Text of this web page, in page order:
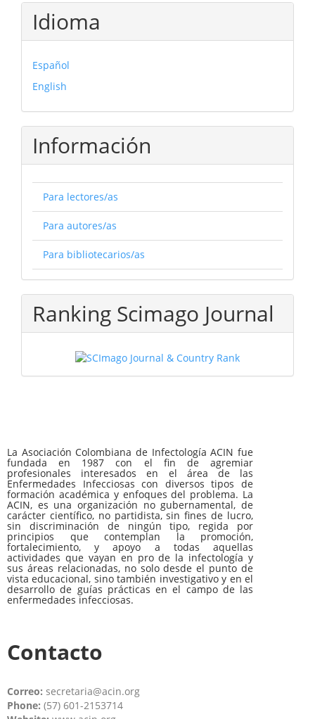
Idioma
Español
English
Información
Para lectores/as
Para autores/as
Para bibliotecarios/as
Ranking Scimago Journal
La Asociación Colombiana de Infectología ACIN fue
fundada en 1987 con el fin de agremiar
profesionales interesados en el área de las
Enfermedades Infecciosas con diversos tipos de
formación académica y enfoques del problema. La
ACIN, es una organización no gubernamental, de
carácter científico, no partidista, sin fines de lucro,
sin discriminación de ningún tipo, regida por
principios que contemplan la promoción,
fortalecimiento, y apoyo a todas aquellas
actividades que vayan en pro de la infectología y
sus áreas relacionadas, no solo desde el punto de
vista educacional, sino también investigativo y en el
desarrollo de guías prácticas en el campo de las
enfermedades infecciosas.
Contacto
Correo: secretaria@acin.org
Phone: (57) 601-2153714